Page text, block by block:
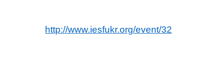
http://www.iesfukr.org/event/32